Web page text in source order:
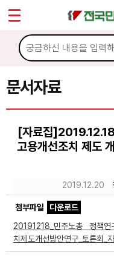
문서자료
[자료집
고용개선조치 제도
2019.12.20
첨부파일
다운로드
20191218_민주노총 정책연
치제도개선방안연구_토론회_
마이페이지
소개
소식
자료
이미지자료
미디어자료
카드뉴스